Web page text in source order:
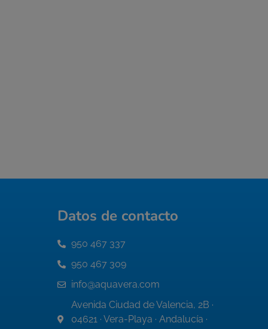
Datos de contacto
950 467 337
950 467 309
info@aquavera.com
Avenida Ciudad de Valencia, 2B ·
04621 · Vera-Playa · Andalucía ·